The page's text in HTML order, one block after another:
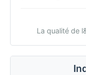
La qualité de